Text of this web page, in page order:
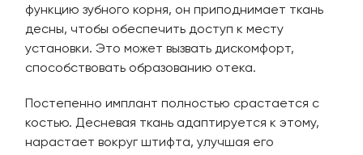
функцию зубного корня, он приподнимает ткань
десны, чтобы обеспечить доступ к месту
установки. Это может вызвать дискомфорт,
способствовать образованию отека.
Постепенно имплант полностью срастается с
костью. Десневая ткань адаптируется к этому,
нарастает вокруг штифта, улучшая его